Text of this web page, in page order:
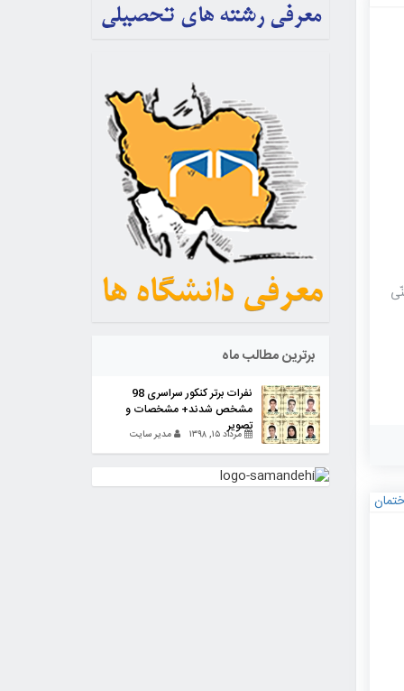
برترین مطالب ماه
نفرات برتر کنکور سراسری 98
مشخص شدند+ مشخصات و
تصویر
مرداد ۱۵, ۱۳۹۸ مدیر سایت